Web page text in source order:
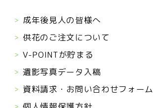
成年後見人の皆様へ
供花のご注文について
V-POINTが貯まる
遺影写真データ入稿
資料請求・お問い合わせフォーム